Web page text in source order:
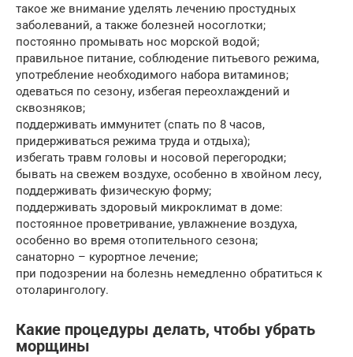
такое же внимание уделять лечению простудных
заболеваний, а также болезней носоглотки;
постоянно промывать нос морской водой;
правильное питание, соблюдение питьевого режима,
употребление необходимого набора витаминов;
одеваться по сезону, избегая переохлаждений и
сквозняков;
поддерживать иммунитет (спать по 8 часов,
придерживаться режима труда и отдыха);
избегать травм головы и носовой перегородки;
бывать на свежем воздухе, особенно в хвойном лесу,
поддерживать физическую форму;
поддерживать здоровый микроклимат в доме:
постоянное проветривание, увлажнение воздуха,
особенно во время отопительного сезона;
санаторно – курортное лечение;
при подозрении на болезнь немедленно обратиться к
отоларингологу.
Какие процедуры делать, чтобы убрать
морщины